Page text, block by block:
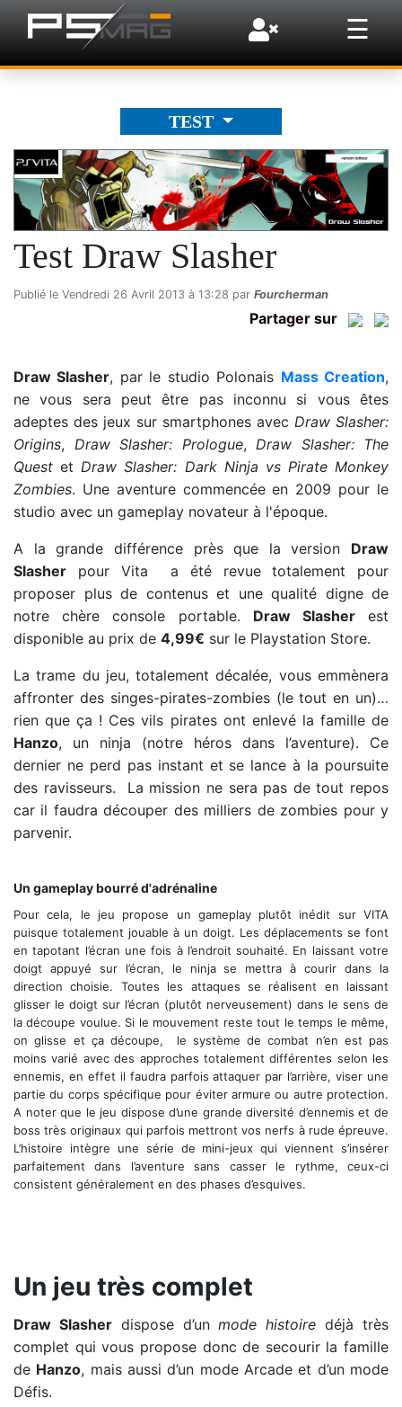
☰
×
TEST
Test Draw Slasher
Publié le Vendredi 26 Avril 2013 à 13:28 par Fourcherman
Partager sur
Draw Slasher, par le studio Polonais Mass Creation,
ne vous sera peut être pas inconnu si vous êtes
adeptes des jeux sur smartphones avec Draw Slasher:
Origins, Draw Slasher: Prologue, Draw Slasher: The
Quest etDraw Slasher: Dark Ninja vs Pirate Monkey
Zombies. Une aventure commencée en 2009 pour le
studio avec un gameplay novateur à l'époque.
A la grande différence près que la version Draw
Slasher pour Vita a été revue totalement pour
proposer plus de contenus et une qualité digne de
notre chère console portable. Draw Slasherest
disponible au prix de 4,99€ sur le Playstation Store.
La trame du jeu, totalement décalée, vous emmènera
affronter des singes-pirates-zombies (le tout en un)…
rien que ça ! Ces vils pirates ont enlevé la famille de
Hanzo, un ninja (notre héros dans l’aventure). Ce
dernier ne perd pas instant et se lance à la poursuite
des ravisseurs. La mission ne sera pas de tout repos
car il faudra découper des milliers de zombies pour y
parvenir.
Un gameplay bourré d'adrénaline
Pour cela, le jeu propose un gameplay plutôt inédit sur VITA
puisque totalement jouable à un doigt. Les déplacements se font
en tapotant l’écran une fois à l’endroit souhaité. En laissant votre
doigt appuyé sur l’écran, le ninja se mettra à courir dans la
direction choisie. Toutes les attaques se réalisent en laissant
glisser le doigt sur l’écran (plutôt nerveusement) dans le sens de
la découpe voulue. Si le mouvement reste tout le temps le même,
on glisse et ça découpe, le système de combat n’en est pas
moins varié avec des approches totalement différentes selon les
ennemis, en effet il faudra parfois attaquer par l’arrière, viser une
partie du corps spécifique pour éviter armure ou autre protection.
A noter que le jeu dispose d’une grande diversité d’ennemis et de
boss très originaux qui parfois mettront vos nerfs à rude épreuve.
L’histoire intègre une série de mini-jeux qui viennent s’insérer
parfaitement dans l’aventure sans casser le rythme, ceux-ci
consistent généralement en des phases d’esquives.
Un jeu très complet
Draw Slasherdispose d’unmode histoire déjà très
complet qui vous propose donc de secourir la famille
de Hanzo, mais aussi d’un mode Arcade et d’un mode
Défis.